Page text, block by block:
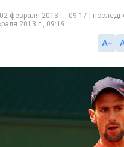
февраля 2013 г., 09:17 |
2013 г., 09:19